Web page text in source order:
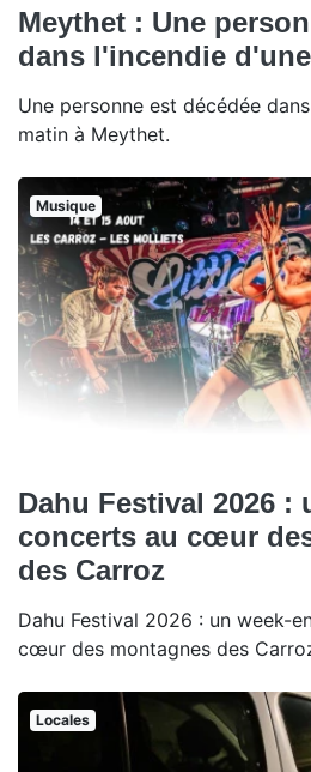
Meythet : Une
dans l'incendie
Une personne est décédée
matin à Meythet.
Musique
Dahu Festival 2026 :
concerts au cœur
des Carroz
Dahu Festival 2026 : un week-
cœur des montagnes des
Locales